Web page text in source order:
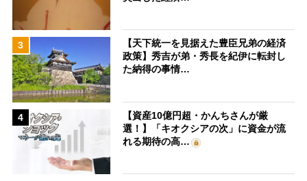
3
【天下統一を見据えた豊臣兄弟の経済
政策】秀吉が弟・秀長を紀伊に転封し
た納得の事情…
4
【資産10億円超・かんちさんが厳
選！】「キオクシアの次」に資金が流
れる期待の高…